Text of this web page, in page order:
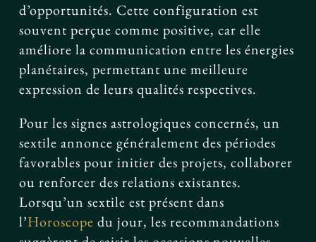
d’opportunités. Cette configuration est
souvent perçue comme positive, car elle
améliore la communication entre les énergies
planétaires, permettant une meilleure
expression de leurs qualités respectives.
Pour les signes astrologiques concernés, un
sextile annonce généralement des périodes
favorables pour initier des projets, collaborer
ou renforcer des relations existantes.
Lorsqu’un sextile est présent dans
l’Horoscope du jour, les recommandations